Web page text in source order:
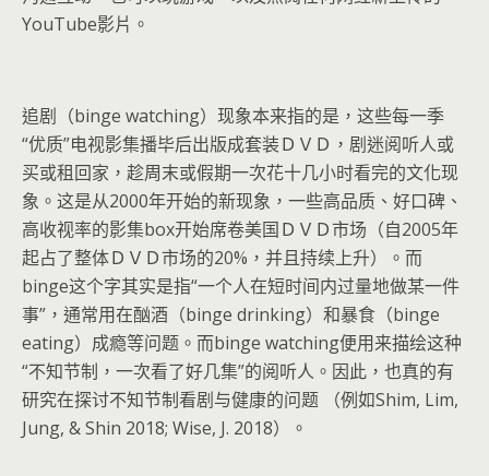
YouTube影片。
追剧（binge watching）现象本来指的是，这些每一季
“优质”电视影集播毕后出版成套装ＤＶＤ，剧迷阅听人或
买或租回家，趁周末或假期一次花十几小时看完的文化现
象。这是从2000年开始的新现象，一些高品质、好口碑、
高收视率的影集box开始席卷美国ＤＶＤ市场（自2005年
起占了整体ＤＶＤ市场的20%，并且持续上升）。而
binge这个字其实是指“一个人在短时间内过量地做某一件
事”，通常用在酗酒（binge drinking）和暴食（binge
eating）成瘾等问题。而binge watching便用来描绘这种
“不知节制，一次看了好几集”的阅听人。因此，也真的有
研究在探讨不知节制看剧与健康的问题 （例如Shim, Lim,
Jung, & Shin 2018; Wise, J. 2018）。